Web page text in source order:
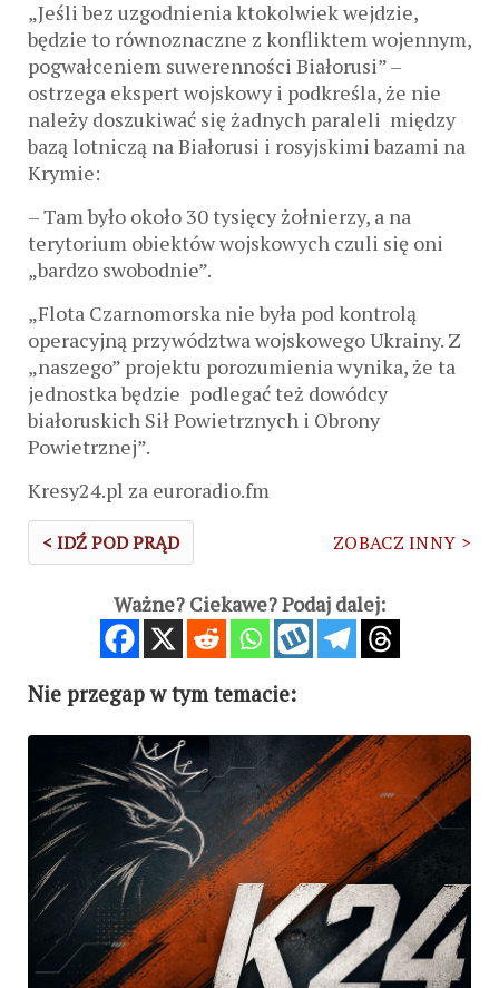
„Jeśli bez uzgodnienia ktokolwiek wejdzie,
będzie to równoznaczne z konfliktem wojennym,
pogwałceniem suwerenności Białorusi” –
ostrzega ekspert wojskowy i podkreśla, że ​​nie
należy doszukiwać się żadnych paraleli między
bazą lotniczą na Białorusi i rosyjskimi bazami na
Krymie:
– Tam było około 30 tysięcy żołnierzy, a na
terytorium obiektów wojskowych czuli się oni
„bardzo swobodnie”.
„Flota Czarnomorska nie była pod kontrolą
operacyjną przywództwa wojskowego Ukrainy. Z
„naszego” projektu porozumienia wynika, że ​​ta
jednostka będzie podlegać też dowódcy
białoruskich Sił Powietrznych i Obrony
Powietrznej”.
Kresy24.pl za euroradio.fm
< IDŹ POD PRĄD ZOBACZ INNY >
Ważne? Ciekawe? Podaj dalej:
Nie przegap w tym temacie: